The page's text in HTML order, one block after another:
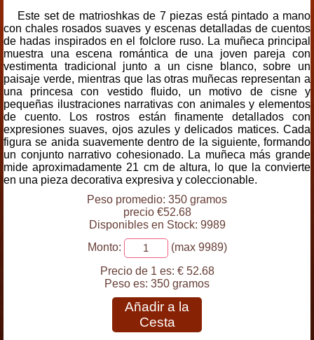
Este set de matrioshkas de 7 piezas está pintado a mano
con chales rosados suaves y escenas detalladas de cuentos
de hadas inspirados en el folclore ruso. La muñeca principal
muestra una escena romántica de una joven pareja con
vestimenta tradicional junto a un cisne blanco, sobre un
paisaje verde, mientras que las otras muñecas representan a
una princesa con vestido fluido, un motivo de cisne y
pequeñas ilustraciones narrativas con animales y elementos
de cuento. Los rostros están finamente detallados con
expresiones suaves, ojos azules y delicados matices. Cada
figura se anida suavemente dentro de la siguiente, formando
un conjunto narrativo cohesionado. La muñeca más grande
mide aproximadamente 21 cm de altura, lo que la convierte
en una pieza decorativa expresiva y coleccionable.
Peso promedio: 350 gramos
precio €52.68
Disponibles en Stock: 9989
Monto:
(max 9989)
Precio de 1 es: € 52.68
Peso es: 350 gramos
Añadir a la
Cesta